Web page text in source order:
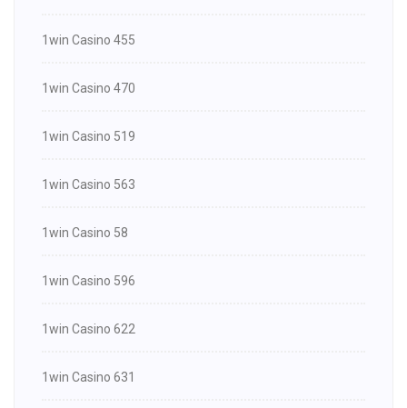
1win Casino 455
1win Casino 470
1win Casino 519
1win Casino 563
1win Casino 58
1win Casino 596
1win Casino 622
1win Casino 631